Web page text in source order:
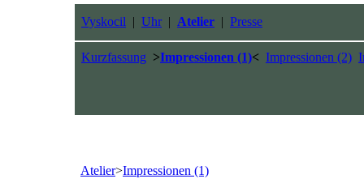
Vyskocil | Uhr| Atelier | Presse
Kurzfassung >Impressionen (1)< Impressionen (2)
Atelier>Impressionen (1)